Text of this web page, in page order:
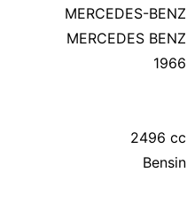
MERCEDES-BENZ
MERCEDES BENZ
1966
2496 cc
Bensin